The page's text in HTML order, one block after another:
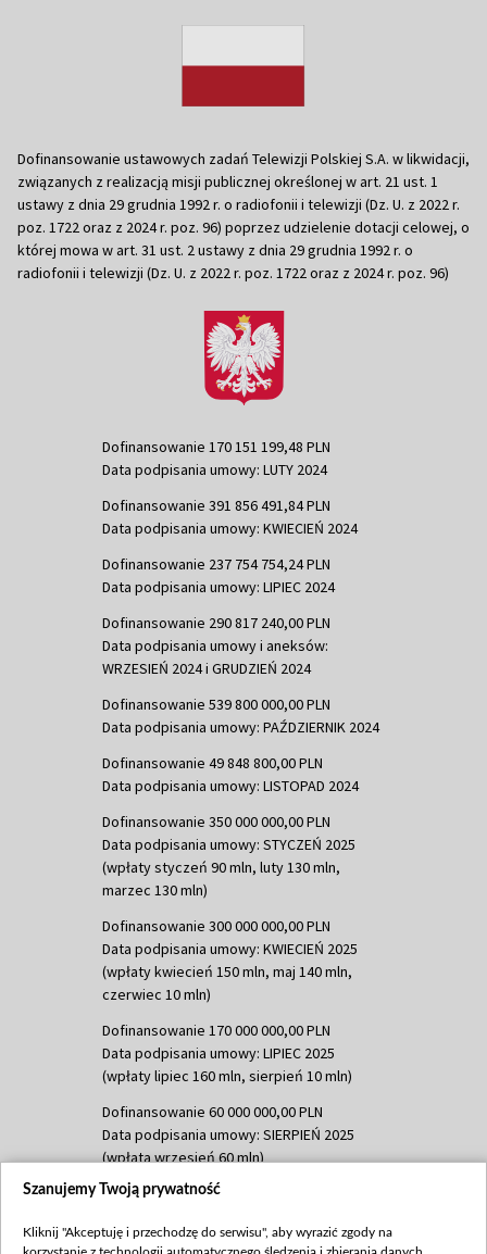
Dofinansowanie ustawowych zadań Telewizji Polskiej S.A. w likwidacji,
związanych z realizacją misji publicznej określonej w art. 21 ust. 1
ustawy z dnia 29 grudnia 1992 r. o radiofonii i telewizji (Dz. U. z 2022 r.
poz. 1722 oraz z 2024 r. poz. 96) poprzez udzielenie dotacji celowej, o
której mowa w art. 31 ust. 2 ustawy z dnia 29 grudnia 1992 r. o
radiofonii i telewizji (Dz. U. z 2022 r. poz. 1722 oraz z 2024 r. poz. 96)
Dofinansowanie 170 151 199,48 PLN
Data podpisania umowy: LUTY 2024
Dofinansowanie 391 856 491,84 PLN
Data podpisania umowy: KWIECIEŃ 2024
Dofinansowanie 237 754 754,24 PLN
Data podpisania umowy: LIPIEC 2024
Dofinansowanie 290 817 240,00 PLN
Data podpisania umowy i aneksów:
WRZESIEŃ 2024 i GRUDZIEŃ 2024
Dofinansowanie 539 800 000,00 PLN
Data podpisania umowy: PAŹDZIERNIK 2024
Dofinansowanie 49 848 800,00 PLN
Data podpisania umowy: LISTOPAD 2024
Dofinansowanie 350 000 000,00 PLN
Data podpisania umowy: STYCZEŃ 2025
(wpłaty styczeń 90 mln, luty 130 mln,
marzec 130 mln)
Dofinansowanie 300 000 000,00 PLN
Data podpisania umowy: KWIECIEŃ 2025
(wpłaty kwiecień 150 mln, maj 140 mln,
czerwiec 10 mln)
Dofinansowanie 170 000 000,00 PLN
Data podpisania umowy: LIPIEC 2025
(wpłaty lipiec 160 mln, sierpień 10 mln)
Dofinansowanie 60 000 000,00 PLN
Data podpisania umowy: SIERPIEŃ 2025
(wpłata wrzesień 60 mln)
Dofinansowanie 635 783 051,21 PLN
(wpłata wrzesień 100 mln, październik 350
Szanujemy Twoją prywatność
Kliknij "Akceptuję i przechodzę do serwisu", aby wyrazić zgody na